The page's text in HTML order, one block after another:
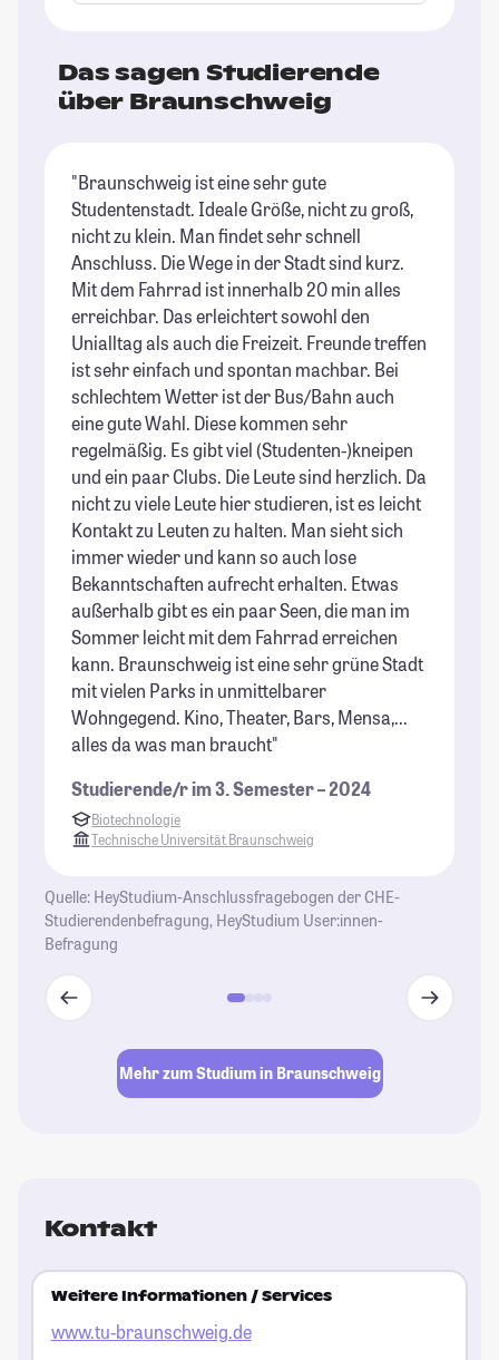
Das sagen Studierende
über Braunschweig
"Braunschweig ist eine sehr gute
Studentenstadt. Ideale Größe, nicht zu groß,
nicht zu klein. Man findet sehr schnell
Anschluss. Die Wege in der Stadt sind kurz.
Mit dem Fahrrad ist innerhalb 20 min alles
erreichbar. Das erleichtert sowohl den
Unialltag als auch die Freizeit. Freunde treffen
ist sehr einfach und spontan machbar. Bei
schlechtem Wetter ist der Bus/Bahn auch
eine gute Wahl. Diese kommen sehr
regelmäßig. Es gibt viel (Studenten-)kneipen
und ein paar Clubs. Die Leute sind herzlich. Da
nicht zu viele Leute hier studieren, ist es leicht
Kontakt zu Leuten zu halten. Man sieht sich
immer wieder und kann so auch lose
Bekanntschaften aufrecht erhalten. Etwas
außerhalb gibt es ein paar Seen, die man im
Sommer leicht mit dem Fahrrad erreichen
kann. Braunschweig ist eine sehr grüne Stadt
mit vielen Parks in unmittelbarer
Wohngegend. Kino, Theater, Bars, Mensa,...
alles da was man braucht"
Studierende/r im 3. Semester – 2024
Biotechnologie
Technische Universität Braunschweig
Quelle: HeyStudium-Anschlussfragebogen der CHE-
Studierendenbefragung, HeyStudium User:innen-
Befragung
Mehr zum Studium in Braunschweig
Kontakt
Weitere Informationen / Services
www.tu-braunschweig.de